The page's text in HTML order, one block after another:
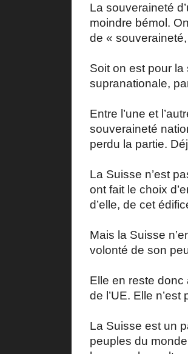
La souveraineté
moindre bémol.
de «
Soit on est pour
supranationale,
Entre l’une et
souveraineté
perdu la partie.
La Suisse n’est
ont fait le choix
d’elle, de cet
Mais la Suisse
volonté de son
Elle en reste donc
de l’UE. Elle n’est
La Suisse est un
peuples du